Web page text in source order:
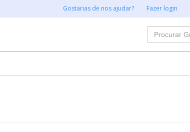
Gostarias de nos ajudar? Fazer login
Procurar